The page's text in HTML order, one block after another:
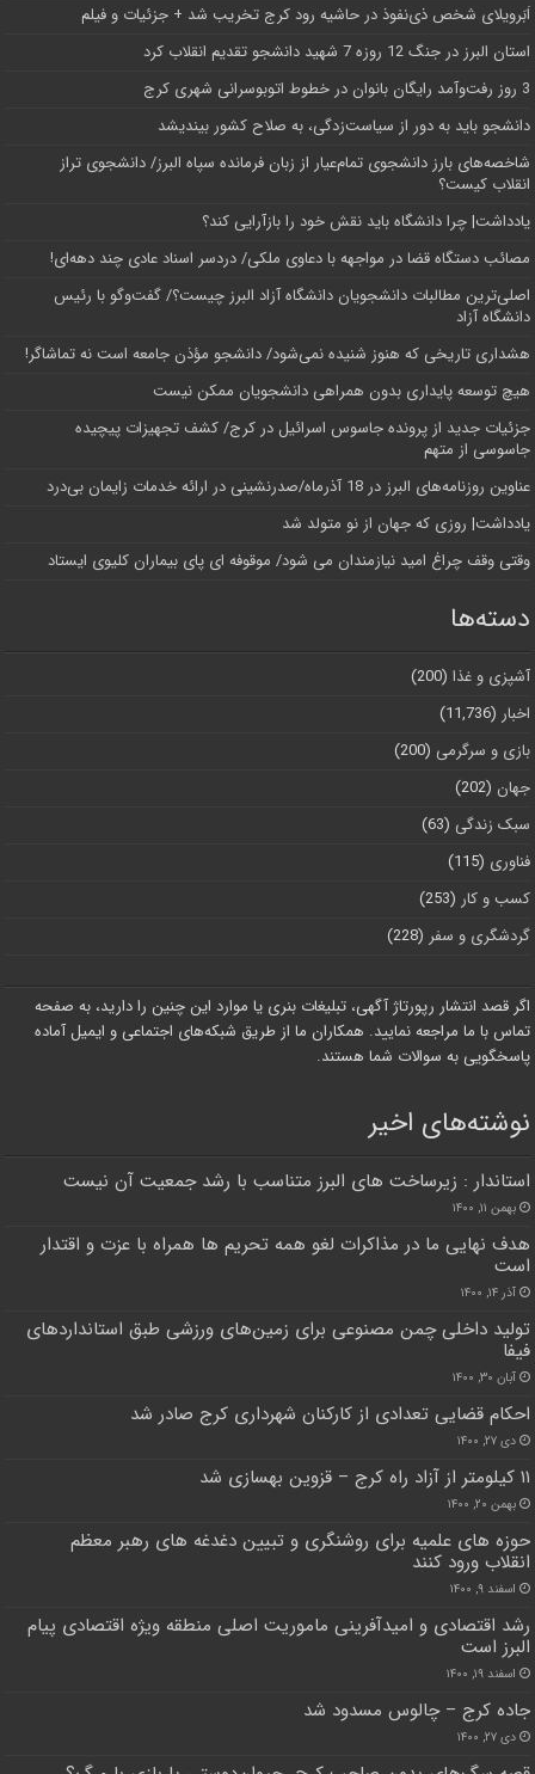
اَبَر‌ویلای شخص ذی‌نفوذ در حاشیه‌ رود کرج تخریب شد + جزئیات و فیلم
استان البرز در جنگ 12 روزه 7 شهید دانشجو تقدیم انقلاب کرد
3 روز رفت‌وآمد رایگان بانوان در خطوط اتوبوسرانی شهری کرج
دانشجو باید به دور از سیاست‌زدگی، به صلاح کشور بیندیشد
شاخصه‌های بارز دانشجوی تمام‌عیار از زبان فرمانده سپاه البرز/ دانشجوی تراز
انقلاب کیست؟
یادداشت| چرا دانشگاه باید نقش خود را بازآرایی کند؟
مصائب دستگاه قضا در مواجهه با دعاوی ملکی/ دردسر اسناد عادی چند‌ دهه‌ای!
اصلی‌ترین مطالبات دانشجویان دانشگاه آزاد البرز چیست؟/ گفت‌وگو با رئیس
دانشگاه آز‌اد
هشداری تاریخی که هنوز شنیده نمی‌شود/ دانشجو مؤذن جامعه است نه تماشاگر!
هیچ توسعه پایداری بدون همراهی دانشجویان ممکن نیست
جزئیات جدید از پرونده جاسوس اسرائیل در کرج/‌ کشف تجهیزات پیچیده
جاسوسی از متهم
عناوین روزنامه‌های البرز در ‌18 آذرماه/صدرنشینی در ارائه خدمات زایمان بی‌درد
یادداشت| روزی که جهان از نو متولد شد
وقتی وقف چراغ امید نیازمندان می شود/ موقوفه ای پای بیماران کلیوی ایستاد
دسته‌ها
آشپزی و غذا (200)
اخبار (11,736)
بازی و سرگرمی (200)
جهان (202)
سبک زندگی (63)
فناوری (115)
کسب و کار (253)
گردشگری و سفر (228)
اگر قصد انتشار رپورتاژ آگهی، تبلیغات بنری یا موارد این چنین را دارید، به صفحه
تماس با ما مراجعه نمایید. همکاران ما از طریق شبکه‌های اجتماعی و ایمیل آماده
پاسخگویی به سوالات شما هستند.
نوشته‌های اخیر
استاندار : زیرساخت های البرز متناسب با رشد جمعیت آن نیست
بهمن ۱۱, ۱۴۰۰
هدف نهایی ما در مذاکرات لغو همه تحریم ها همراه با عزت و اقتدار
است
آذر ۱۴, ۱۴۰۰
تولید داخلی چمن مصنوعی برای زمین‌های ورزشی طبق استانداردهای
فیفا
آبان ۳۰, ۱۴۰۰
احکام قضایی تعدادی از کارکنان شهرداری کرج صادر شد
دی ۲۷, ۱۴۰۰
۱۱ کیلومتر از آزاد راه کرج – قزوین بهسازی شد
بهمن ۲۰, ۱۴۰۰
حوزه های علمیه برای روشنگری و تبیین دغدغه های رهبر معظم
انقلاب ورود کنند
اسفند ۹, ۱۴۰۰
رشد اقتصادی و امیدآفرینی ماموریت اصلی منطقه ویژه اقتصادی پیام
البرز است
اسفند ۱۹, ۱۴۰۰
جاده کرج – چالوس مسدود شد
دی ۲۷, ۱۴۰۰